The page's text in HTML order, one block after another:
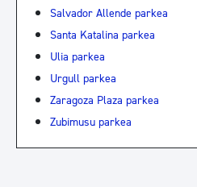
Salvador Allende parkea
Santa Katalina parkea
Ulia parkea
Urgull parkea
Zaragoza Plaza parkea
Zubimusu parkea